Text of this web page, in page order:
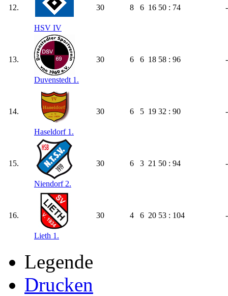
12.
HSV IV
30 8 6 16 50 : 74
13.
Duvenstedt 1.
30 6 6 18 58 : 96
14.
Haseldorf 1.
30 6 5 19 32 : 90
15.
Niendorf 2.
30 6 3 21 50 : 94
16.
Lieth 1.
30 4 6 20 53 : 104
Legende
Drucken